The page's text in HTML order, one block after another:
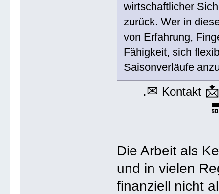
wirtschaftlicher
zurück. Wer in
von Erfahrung,
Fähigkeit, sich
Saisonverläufe
.✉ Kontakt
Die Arbeit als
und in vielen
finanziell nicht